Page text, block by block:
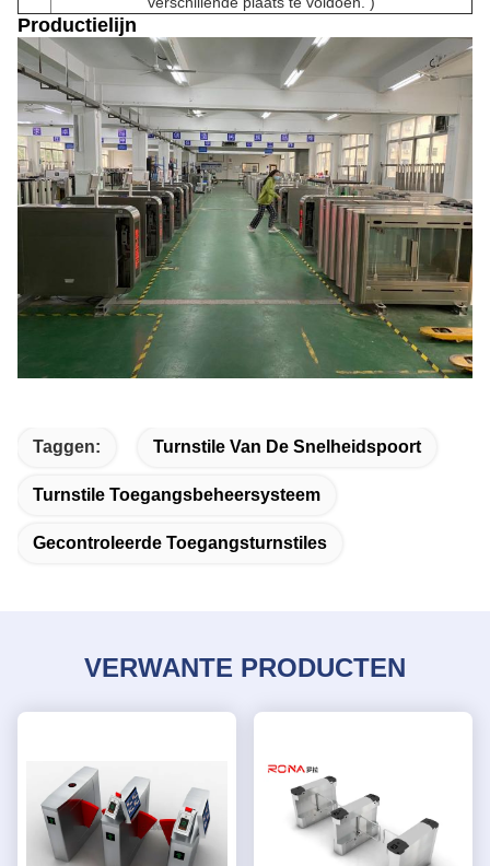
Productielijn
Taggen: Turnstile Van De Snelheidspoort
Turnstile Toegangsbeheersysteem
Gecontroleerde Toegangsturnstiles
VERWANTE PRODUCTEN